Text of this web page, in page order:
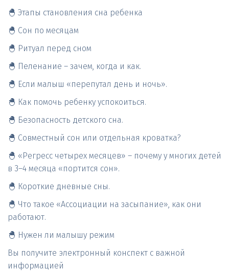
🐣 Этапы становления сна ребенка
🐣 Сон по месяцам
🐣 Ритуал перед сном
🐣 Пеленание – зачем, когда и как.
🐣 Если малыш «перепутал день и ночь».
🐣 Как помочь ребенку успокоиться.
🐣 Безопасность детского сна.
🐣 Совместный сон или отдельная кроватка?
🐣 «Регресс четырех месяцев» – почему у многих детей
в 3–4 месяца «портится сон».
🐣 Короткие дневные сны.
🐣 Что такое «Ассоциации на засыпание», как они
работают.
🐣 Нужен ли малышу режим
Вы получите электронный конспект с важной
информацией